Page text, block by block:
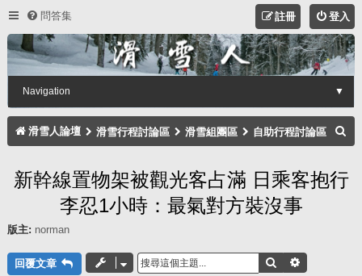
問答集 登入
註冊
Navigation ▼
滑雪人論壇 滑雪行程討論區 滑雪組團區 自助行程討論區
新幹線置物架被觀光客占滿 日乘客抱行
李忍1小時：最氣對方裝沒事
版主: norman
回覆文章 搜尋